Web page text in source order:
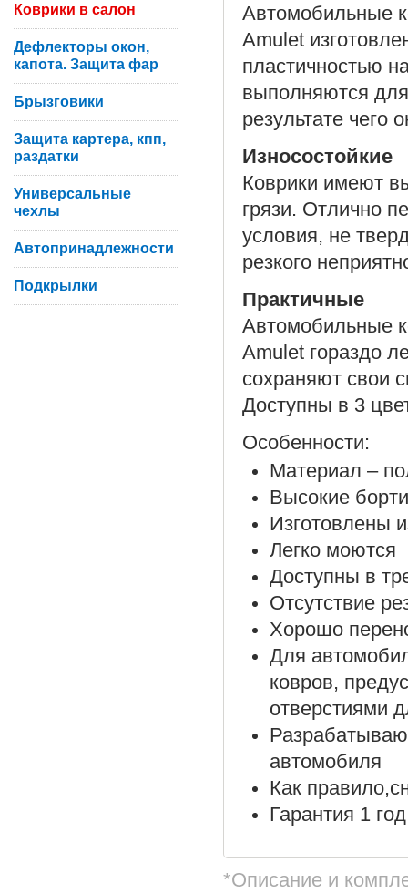
Автомобильные
Amulet
пластичностью
выполняются
результате чего
Износостойкие
Коврики имеют
грязи. Отлично
условия, не
резкого
Практичные
Автомобильные
Amulet гораздо
сохраняют свои
Доступны в 3
Особенности:
Материал –
Высокие
Изготовлены
Легко моются
Доступны в
Отсутствие
Хорошо
Для
ковров,
отверстиями
автомобиля
Как
Гарантия 1
*Описание и
Коврики в салон
Дефлекторы окон,
капота. Защита фар
Брызговики
Защита картера, кпп,
раздатки
Универсальные
чехлы
Автопринадлежности
Подкрылки